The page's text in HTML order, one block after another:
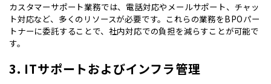
カスタマーサポート業務では、電話対応やメールサポート、チャッ
ト対応など、多くのリソースが必要です。これらの業務をBPOパー
トナーに委託することで、社内対応での負担を減らすことが可能で
す。
3. ITサポートおよびインフラ管理